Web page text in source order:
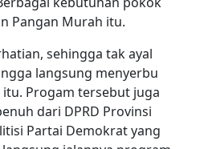
Pangan Murah itu.
sehingga tak ayal
langsung menyerbu
Progam tersebut juga
dari DPRD Provinsi
Partai Demokrat yang